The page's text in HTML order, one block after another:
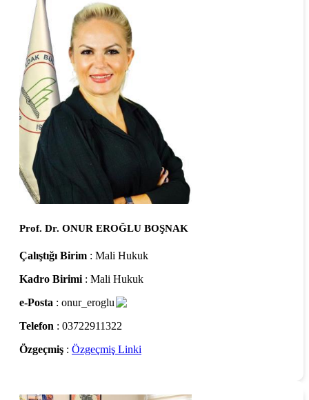
Prof. Dr. ONUR EROĞLU BOŞNAK
Çalıştığı Birim : Mali Hukuk
Kadro Birimi : Mali Hukuk
e-Posta : onur_eroglu
Telefon : 03722911322
Özgeçmiş : Özgeçmiş Linki